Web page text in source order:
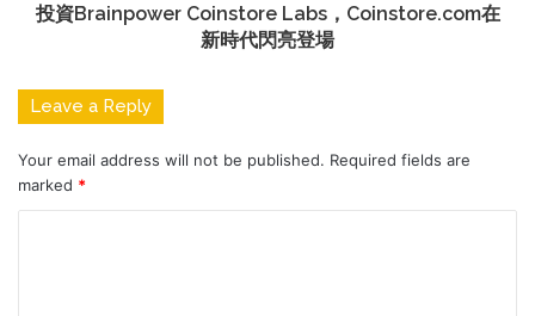
投資Brainpower Coinstore Labs，Coinstore.com在
新時代閃亮登場
Leave a Reply
Your email address will not be published. Required fields are
marked *